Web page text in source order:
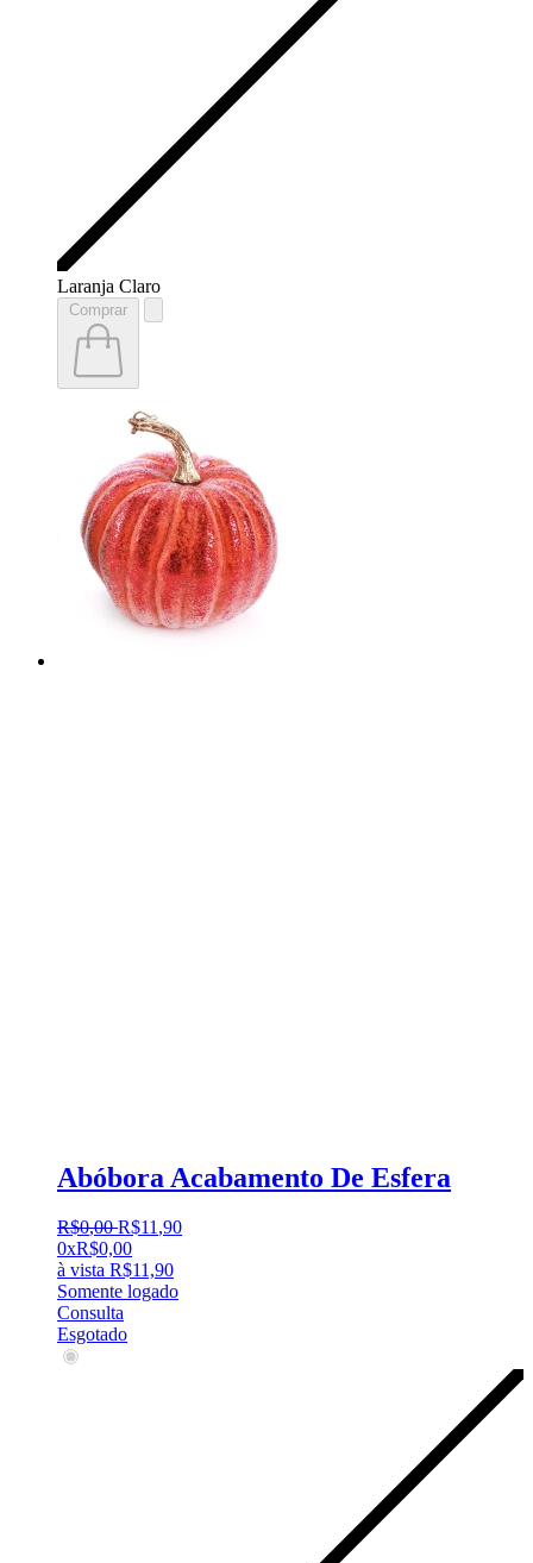
Laranja Claro
Comprar
Abóbora Acabamento De Esfera
R$0,00 R$11,90
0xR$0,00
à vista R$11,90
Somente logado
Consulta
Esgotado